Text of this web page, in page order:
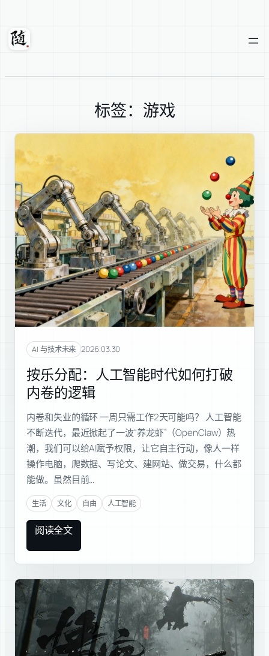
内
随轩
标签：游戏
AI 与技术未来 2026.03.30
按乐分配：人工智能时代如何打破
内卷的逻辑
内卷和失业的循环 一周只需工作2天可能吗？ 人工智能
不断迭代，最近掀起了一波“养龙虾”（OpenClaw）热
潮，我们可以给AI赋予权限，让它自主行动，像人一样
操作电脑，爬数据、写论文、建网站、做交易，什么都
能做。虽然目前…
生活 文化 自由 人工智能
阅读全文